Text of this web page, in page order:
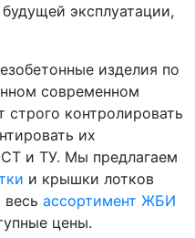
эксплуатации,
изделия по
современном
строго контролировать
их
и ТУ. Мы предлагаем
и крышки лотков
ассортимент ЖБИ
цены.